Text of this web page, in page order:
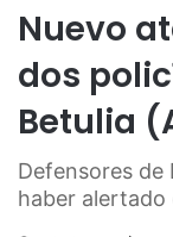
Nuevo
dos
Betulia
Defensores de
haber alertado